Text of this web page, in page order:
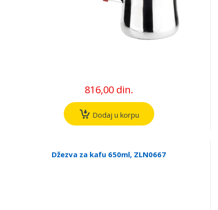
816,00 din.
Dodaj u korpu
Džezva za kafu 650ml, ZLN0667